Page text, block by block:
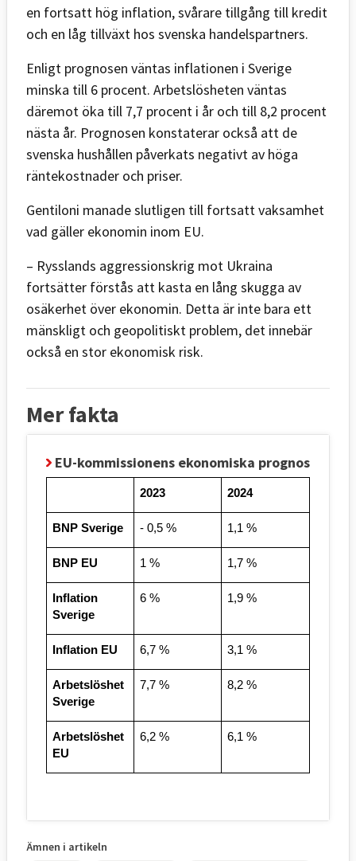
en fortsatt hög inflation, svårare tillgång till kredit
och en låg tillväxt hos svenska handelspartners.
Enligt prognosen väntas inflationen i Sverige
minska till 6 procent. Arbetslösheten väntas
däremot öka till 7,7 procent i år och till 8,2 procent
nästa år. Prognosen konstaterar också att de
svenska hushållen påverkats negativt av höga
räntekostnader och priser.
Gentiloni manade slutligen till fortsatt vaksamhet
vad gäller ekonomin inom EU.
– Rysslands aggressionskrig mot Ukraina
fortsätter förstås att kasta en lång skugga av
osäkerhet över ekonomin. Detta är inte bara ett
mänskligt och geopolitiskt problem, det innebär
också en stor ekonomisk risk.
Mer fakta
EU-kommissionens ekonomiska prognos
2023 2024
BNP Sverige - 0,5 % 1,1 %
BNP EU 1 % 1,7 %
Inflation
Sverige
6 % 1,9 %
Inflation EU 6,7 % 3,1 %
Arbetslöshet
Sverige
7,7 % 8,2 %
Arbetslöshet
EU
6,2 % 6,1 %
Ämnen i artikeln